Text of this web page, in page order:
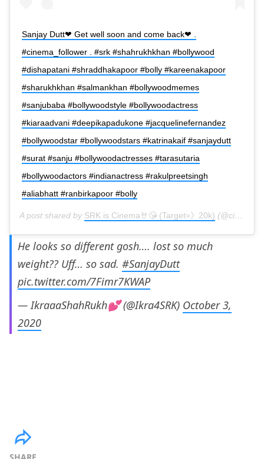
Sanjay Dutt❤ Get well soon and come back❤ .
#cinema_follower . #srk #shahrukhkhan #bollywood
#dishapatani #shraddhakapoor #bolly #kareenakapoor
#sharukhkhan #salmankhan #bollywoodmemes
#sanjubaba #bollywoodstyle #bollywoodactress
#kiaraadvani #deepikapadukone #jacquelinefernandez
#bollywoodstar #bollywoodstars #katrinakaif #sanjaydutt
#surat #sanju #bollywoodactresses #tarasutaria
#bollywoodactors #indianactress #rakulpreetsingh
#aliabhatt #ranbirkapoor #bolly
A post shared by SRK is Cinema🤘😘 (Target=》20k) (@cinema_follower) on
He looks so different gosh…. lost so much
weight?? Uff… so sad. #SanjayDutt
pic.twitter.com/7Fimr7KWAP
— IkraaaShahRukh💕 (@Ikra4SRK) October 3,
2020